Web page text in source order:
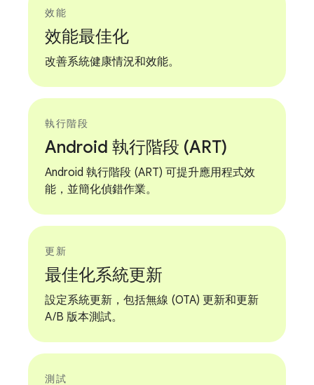
效能
效能最佳化
改善系統健康情況和效能。
執行階段
Android 執行階段 (ART)
Android 執行階段 (ART) 可提升應用程式效
能，並簡化偵錯作業。
更新
最佳化系統更新
設定系統更新，包括無線 (OTA) 更新和更新
A/B 版本測試。
測試